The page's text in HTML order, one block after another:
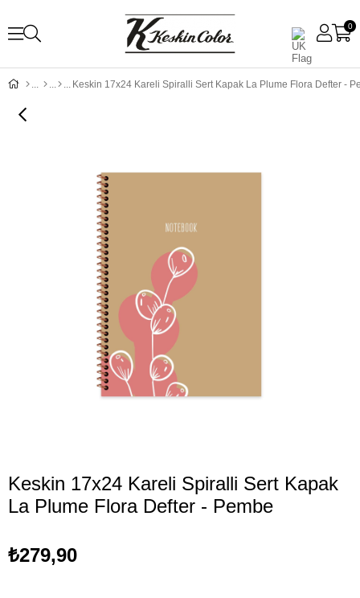
0
Keskin 17x24 Kareli Spiralli Sert Kapak La Plume Flora Defter -
Keskin 17x24 Kareli Spiralli Sert Kapak
La Plume Flora Defter - Pembe
₺279,90